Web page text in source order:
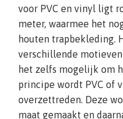
voor PVC en vinyl ligt
meter, waarmee het
houten trapbekleding.
verschillende
het zelfs mogelijk om
principe wordt PVC of
overzettreden. Deze
maat gemaakt en